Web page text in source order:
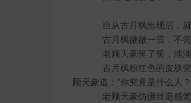
自从古月枫出现后，就
古月枫微微一震，不答
老顾天豪笑了笑，淡淡
古月枫粉红色的皮肤突
顾天豪道：“你究竟是什么人
老顾天豪仿佛丝毫感觉